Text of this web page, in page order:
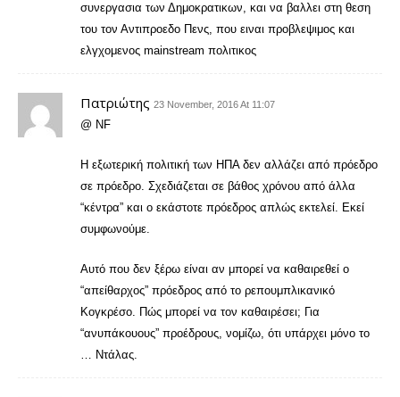
συνεργασια των Δημοκρατικων, και να βαλλει στη θεση
του τον Αντιπροεδο Πενς, που ειναι προβλεψιμος και
ελγχομενος mainstream πολιτικος
Πατριώτης 23 November, 2016 At 11:07
@ NF
Η εξωτερική πολιτική των ΗΠΑ δεν αλλάζει από πρόεδρο
σε πρόεδρο. Σχεδιάζεται σε βάθος χρόνου από άλλα
“κέντρα” και ο εκάστοτε πρόεδρος απλώς εκτελεί. Εκεί
συμφωνούμε.
Αυτό που δεν ξέρω είναι αν μπορεί να καθαιρεθεί ο
“απείθαρχος” πρόεδρος από το ρεπουμπλικανικό
Κογκρέσο. Πώς μπορεί να τον καθαιρέσει; Για
“ανυπάκουους” προέδρους, νομίζω, ότι υπάρχει μόνο το
… Ντάλας.